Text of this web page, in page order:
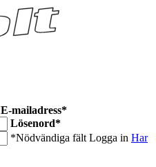
E-mailadress*
Lösenord*
*Nödvändiga fält Logga in Har